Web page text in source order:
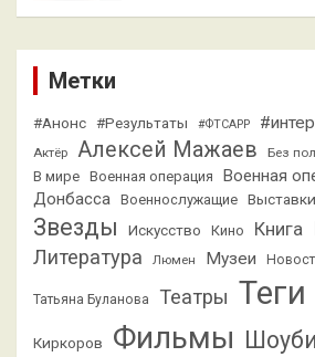
Метки
#Анонс #Результаты #ФТСАРР
Актёр Алексей Мажаев Без
В мире Военная операция
Военная
Донбасса Военнослужащие Выставки
Звезды Искусство Кино Книга
Литература Люмен Музеи
Татьяна Буланова Театры Теги
Киркоров Фильмы